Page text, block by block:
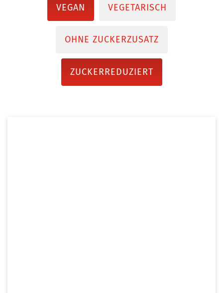
VEGAN VEGETARISCH
OHNE ZUCKERZUSATZ
ZUCKERREDUZIERT